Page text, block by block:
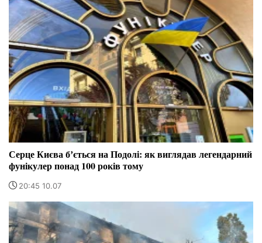
Серце Києва бʼється на Подолі: як виглядав легендарний
фунікулер понад 100 років тому
20:45 10.07